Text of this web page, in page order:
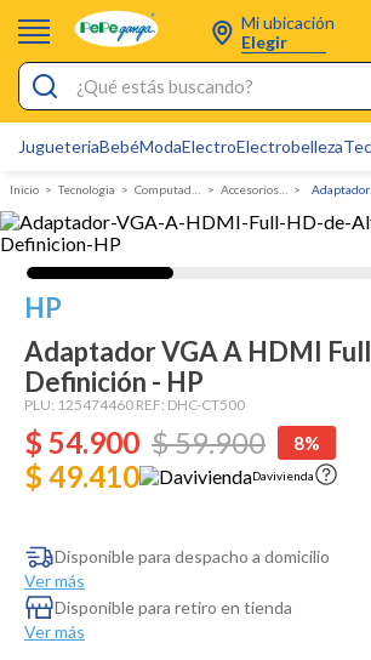
Mi ubicación
Elegir
¿Qué estás buscando?
JugueteriaBebéModaElectroElectrobelleza
Tecnologia Computadores y accesorios Accesorios para computadores
HP
Adaptador VGA A HDMI
Definición - HP
PLU: 125474460 REF: DHC-CT500
$ 54.900 $59.900 8%
$ 49.410 Davivienda
Disponible para despacho a domicilio
Ver más
Disponible para retiro en tienda
Ver más
Pijamas
Electro
Figuras Toy Story
Carters
Silla Mecedora Bebé
Cuna Colecho
Dinosaurio Juguete